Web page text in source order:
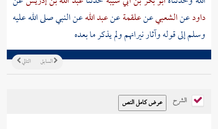
داودعنالشعبيعنعلقمةعنعبد اللهعن النبي صلى الله عليه
وسلم إلى قوله وآثار نيرانهم ولم يذكر ما بعده
التالي السابق
الشرح